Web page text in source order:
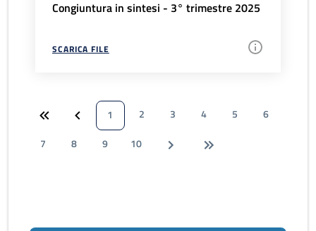
Congiuntura in sintesi - 3° trimestre 2025
SCARICA FILE
1 2 3 4 5
6
7
8 9 10